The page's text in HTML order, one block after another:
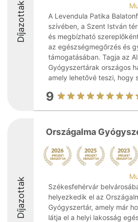
Díjazottak
A Levendula Patika
szívében, a Szent István
és megbízható
az egészségmegőrzés és
támogatásában. Tagja az
Gyógyszertárak országos
amely lehetővé teszi, hogy
9
Díjazottak
Országalma
Székesfehérvár
helyezkedik el az
Gyógyszertár, amely már
látja el a helyi lakosság